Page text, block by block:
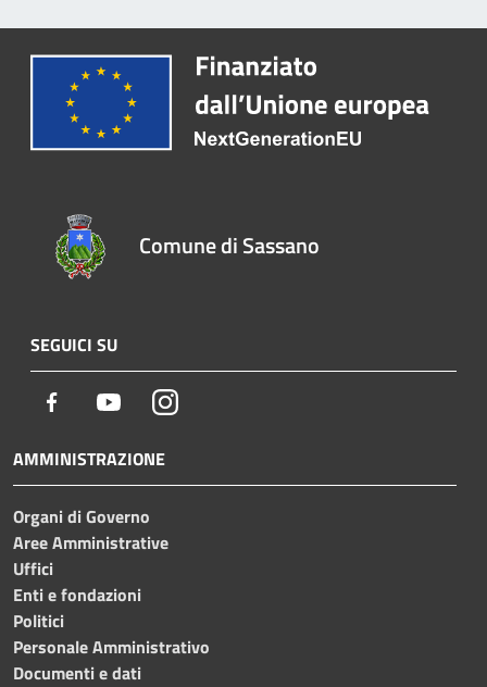
Comune di Sassano
SEGUICI SU
Facebook YoutubeInstagram
AMMINISTRAZIONE
Organi di Governo
Aree Amministrative
Uffici
Enti e fondazioni
Politici
Personale Amministrativo
Documenti e dati